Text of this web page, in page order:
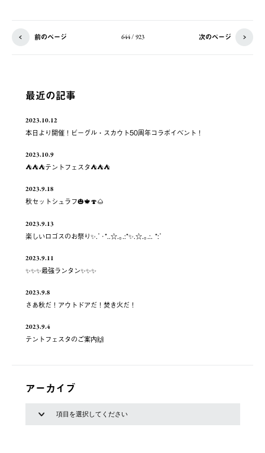
前のページ 644 / 923 次のページ
最近の記事
2023.10.12
本日より開催！ビーグル・スカウト50周年コラボイベント！
2023.10.9
⛺️⛺️⛺️テントフェスタ⛺️⛺️⛺️
2023.9.18
秋セットシュラフ🎃🍁🍄🌰
2023.9.13
楽しいロゴスのお祭り✨.ﾟ･*..☆.｡.:*✨.☆.｡.:. *:ﾟ
2023.9.11
✨✨✨最強ランタン✨✨✨
2023.9.8
さあ秋だ！アウトドアだ！焚き火だ！
2023.9.4
テントフェスタのご案内🙌
アーカイブ